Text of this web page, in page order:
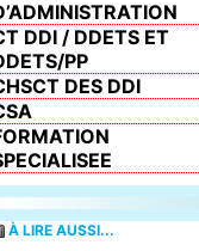
DDI / DDETS ET
PP
DES DDI
À LIRE AUSSI...